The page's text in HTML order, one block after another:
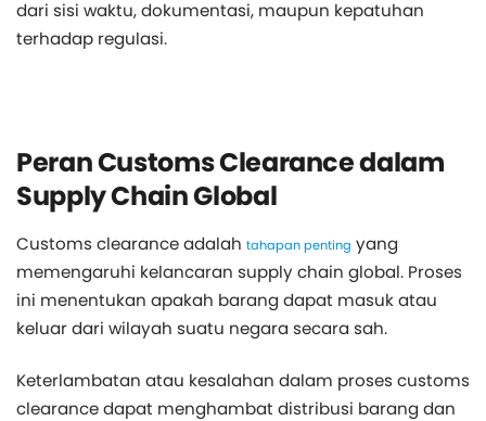
dari sisi waktu, dokumentasi, maupun kepatuhan
terhadap regulasi.
Peran Customs Clearance dalam
Supply Chain Global
Customs clearance adalah tahapan penting yang
memengaruhi kelancaran supply chain global. Proses
ini menentukan apakah barang dapat masuk atau
keluar dari wilayah suatu negara secara sah.
Keterlambatan atau kesalahan dalam proses customs
clearance dapat menghambat distribusi barang dan